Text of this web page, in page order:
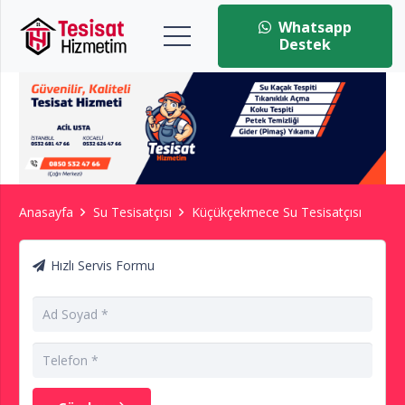
Whatsapp
Destek
Anasayfa Su Tesisatçısı Küçükçekmece Su Tesisatçısı
Hızlı Servis Formu